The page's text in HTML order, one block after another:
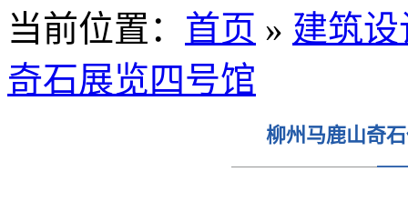
当前位置： 首页 » 建筑设
奇石展览四号馆
柳州马鹿山奇